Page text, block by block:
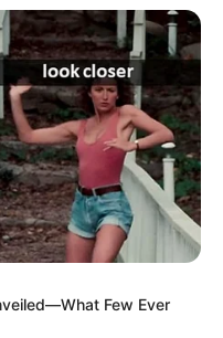
Few Ever